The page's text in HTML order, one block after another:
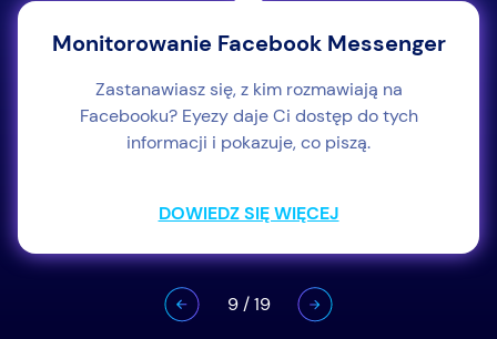
Monitorowanie Facebook Messenger
Zastanawiasz się, z kim rozmawiają na
Facebooku? Eyezy daje Ci dostęp do tych
informacji i pokazuje, co piszą.
DOWIEDZ SIĘ WIĘCEJ
9/19